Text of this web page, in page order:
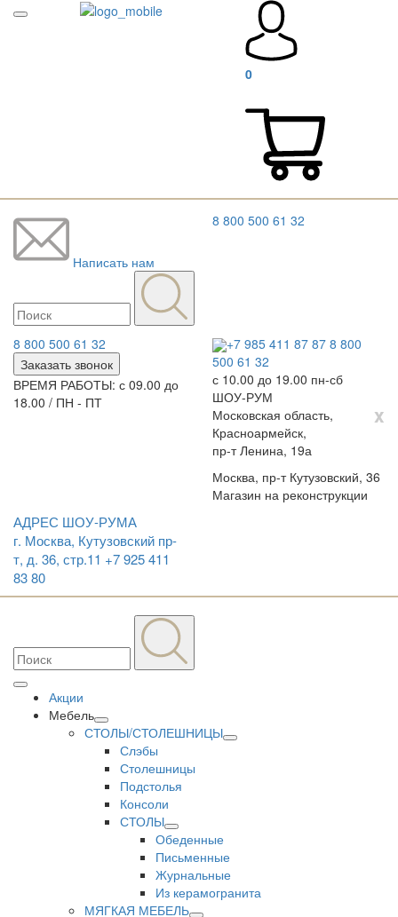
0
Написать нам
8 800 500 61 32
8 800 500 61 32
Заказать звонок
ВРЕМЯ РАБОТЫ: с 09.00 до
18.00 / ПН - ПТ
+7 985 411 87 87 8 800
500 61 32
с 10.00 до 19.00 пн-сб
ШОУ-РУМ
x
Московская область,
Красноармейск,
пр-т Ленина, 19а
Москва, пр-т Кутузовский, 36
Магазин на реконструкции
АДРЕС ШОУ-РУМА
г. Москва, Кутузовский пр-
т, д. 36, стр.11 +7 925 411
83 80
Акции
Мебель
СТОЛЫ/СТОЛЕШНИЦЫ
Слэбы
Столешницы
Подстолья
Консоли
СТОЛЫ
Обеденные
Письменные
Журнальные
Из керамогранита
МЯГКАЯ МЕБЕЛЬ